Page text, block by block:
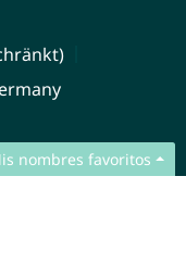
nombres favoritos